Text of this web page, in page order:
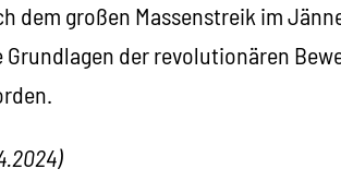
dem großen Massenstreik im
Grundlagen der revolutionären